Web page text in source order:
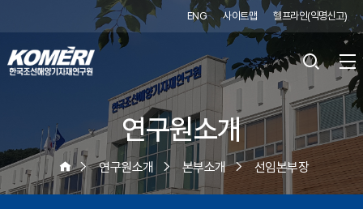
ENG 사이트맵 헬프라인(익명신고)
연구원소개
연구원소개 본부소개 선임본부장